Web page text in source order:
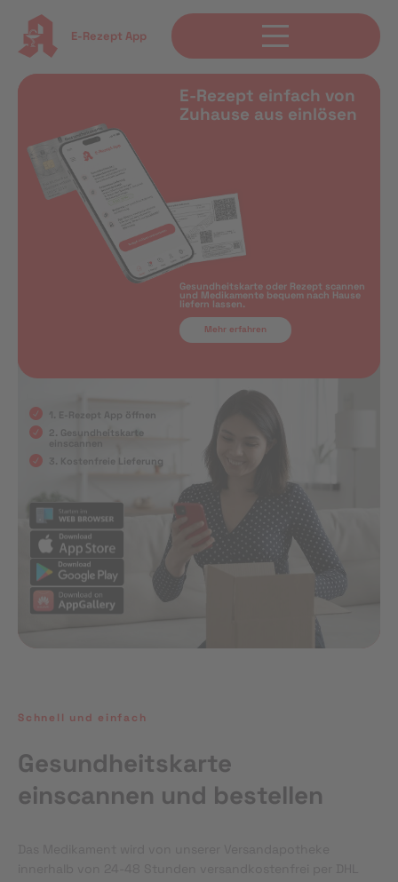
E-Rezept App
E-Rezept einfach von
Zuhause aus einlösen
Gesundheitskarte oder Rezept scannen
und Medikamente bequem nach Hause
liefern lassen.
Mehr erfahren
1. E-Rezept App öffnen
2. Gesundheitskarte
einscannen
3. Kostenfreie Lieferung
Schnell und einfach
Gesundheitskarte
einscannen und bestellen